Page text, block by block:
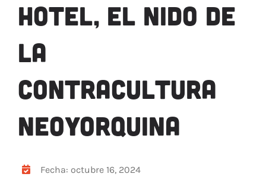
ARTÍCULOS
MECENAZGO
CONTACTO
BIO
HOTEL, EL NIDO DE
LA
CONTRACULTURA
NEOYORQUINA
Fecha: octubre 16, 2024